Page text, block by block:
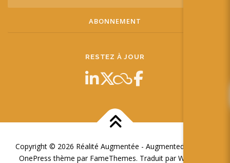
RESTEZ À JOUR
Copyright © 2026 Réalité Augmentée - Augmented Reality
OnePress thème par FameThemes. Traduit par Wp Trads.